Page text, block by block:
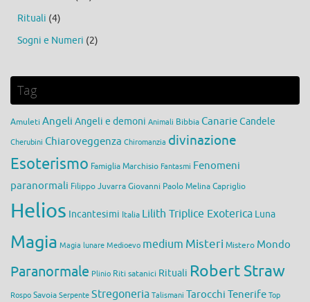
Rituali (4)
Sogni e Numeri (2)
Tag
Amuleti Angeli Angeli e demoni Animali Bibbia CanarieCandele
Cherubini Chiaroveggenza Chiromanzia divinazione
Esoterismo Famiglia Marchisio Fantasmi Fenomeni
paranormali Filippo JuvarraGiovanni Paolo Melina Capriglio
Helios Incantesimi Italia Lilith Triplice Exoterica Luna
Magia Magia lunare Medioevo medium Misteri Mistero Mondo
Paranormale Plinio Riti satanici Rituali Robert Straw
Rospo Savoia Serpente Stregoneria Talismani Tarocchi Tenerife Top